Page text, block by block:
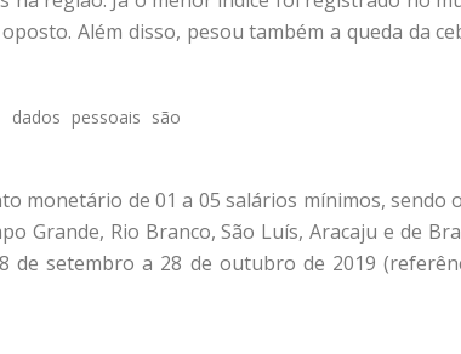
Além disso, pesou também a queda da
pessoais são
monetário de 01 a 05 salários mínimos, sendo
Grande, Rio Branco, São Luís, Aracaju e de
setembro a 28 de outubro de 2019